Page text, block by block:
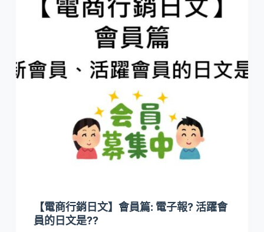
【電商行銷日文】會員篇: 電子報? 活躍會
員的日文是??